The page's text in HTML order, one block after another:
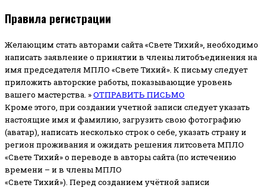
Правила регистрации
Желающим стать авторами сайта «Свете Тихий», необходимо
написать заявление о принятии в члены литобъединения на
имя председателя МПЛО «Свете Тихий». К письму следует
приложить авторские работы, показывающие уровень
вашего мастерства. »ОТПРАВИТЬ ПИСЬМО
Кроме этого, при создании учетной записи следует указать
настоящие имя и фамилию, загрузить свою фотографию
(аватар), написать несколько строк о себе, указать страну и
регион проживания и ожидать решения литсовета МПЛО
«Свете Тихий» о переводе в авторы сайта (по истечению
времени – и в члены МПЛО
«Свете Тихий»). Перед созданием учётной записи